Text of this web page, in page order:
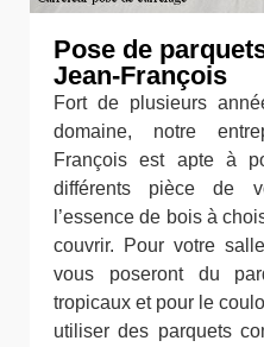
Pose de
Jean-François
Fort de plusieurs
domaine, notre
François est apte à
différents pièce de
l’essence de bois à
couvrir. Pour votre
vous poseront du
tropicaux et pour le
utiliser des parquets